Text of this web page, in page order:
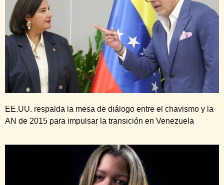
EE.UU. respalda la mesa de diálogo entre el chavismo y la
AN de 2015 para impulsar la transición en Venezuela